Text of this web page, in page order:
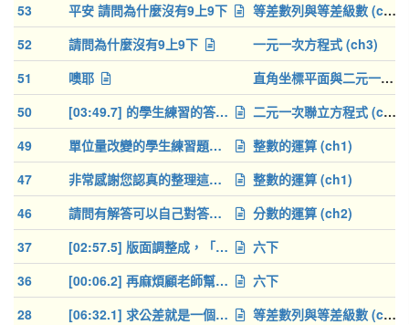
53
平安 請問為什麼沒有9上9下
等差數列與等差級數 (ch1)
52
請問為什麼沒有9上9下
一元一次方程式 (ch3)
51
噢耶
直角坐標平面與二元一次方程式的圖形 (ch2)
50
[03:49.7] 的學生練習的答案應為 a = 2
二元一次聯立方程式 (ch1)
49
單位量改變的學生練習題1. 答案是否應為 (6)而非(5)?[03:24.4]
整數的運算 (ch1)
47
非常感謝您認真的整理這些教學資源與分享！
整數的運算 (ch1)
46
請問有解答可以自己對答案嗎？
分數的運算 (ch2)
37
[02:57.5] 版面調整成，「觀念練習」的樣式
六下
36
[00:06.2] 再麻煩顧老師幫忙把去頭
六下
28
[06:32.1] 求公差就是一個 d，題目給什麼條件？... 那這兩個式子之間，要怎麼找公差 d？很直覺的我們可以用「級數和 等差數列與等差級數 (ch1)